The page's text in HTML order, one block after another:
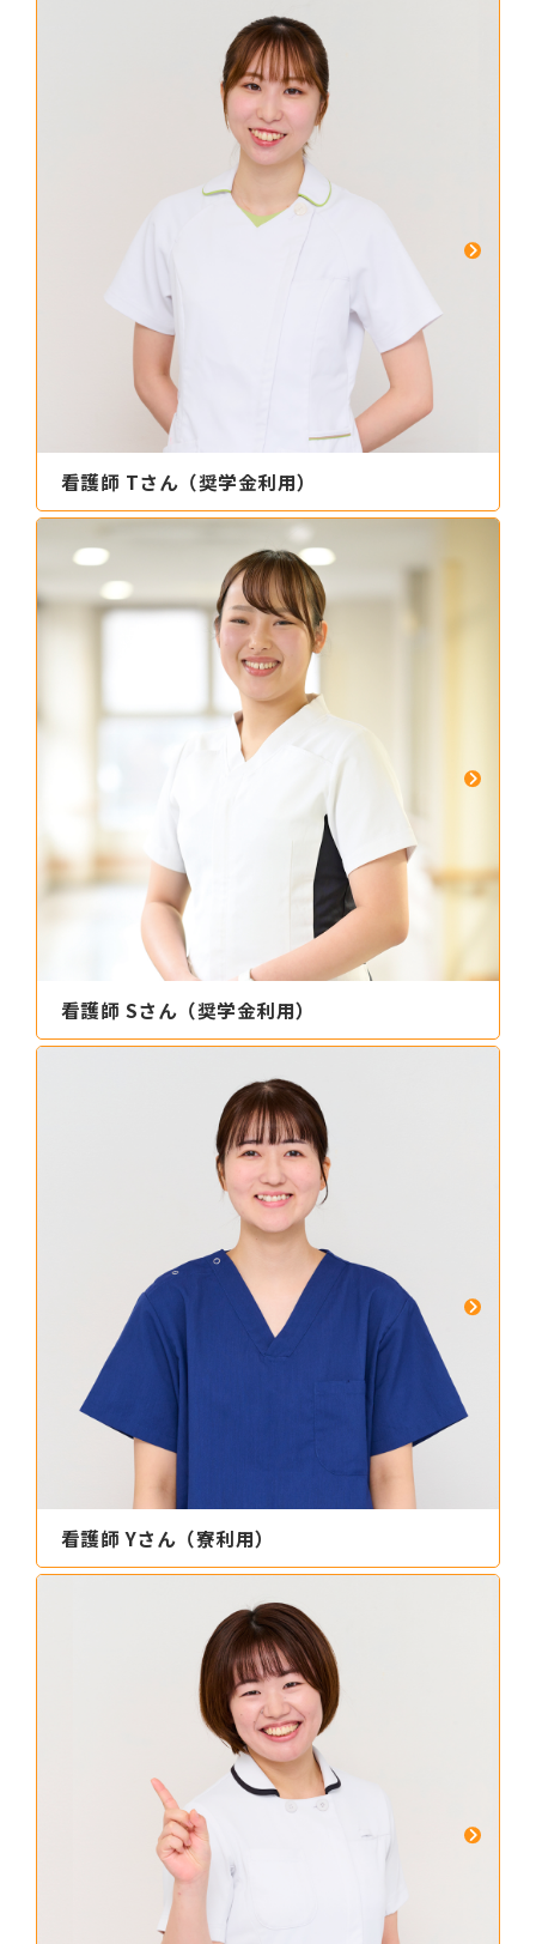
看護師 Tさん（奨学金利用）
看護師 Sさん（奨学金利用）
看護師 Yさん（寮利用）